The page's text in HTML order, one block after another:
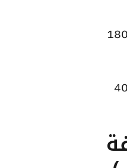
وسجل سعر الاونصة ارتفاعًا ليصل إلى 199595 جنيهًا للبيع و198885 جنيهًا للشراء، مرتفعًا بقيمة 180
وشهد سعر الجنيه الذهب ارتفاعًا ليصبح 44920 جنيهًا للبيع و44760 جنيهًا للشراء، بزيادة قدرها 40